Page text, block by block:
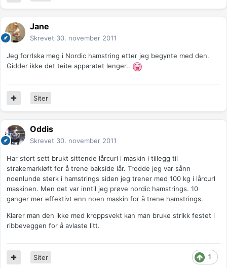
Jane
Skrevet 30. november 2011
Jeg forrlska meg i Nordic hamstring etter jeg begynte med den.
Gidder ikke det teite apparatet lenger..
Siter
Oddis
Skrevet 30. november 2011
Har stort sett brukt sittende lårcurl i maskin i tillegg til
strakemarkløft for å trene bakside lår. Trodde jeg var sånn
noenlunde sterk i hamstrings siden jeg trener med 100 kg i lårcurl
maskinen. Men det var inntil jeg prøve nordic hamstrings. 10
ganger mer effektivt enn noen maskin for å trene hamstrings.
Klarer man den ikke med kroppsvekt kan man bruke strikk festet i
ribbeveggen for å avlaste litt.
1
Siter